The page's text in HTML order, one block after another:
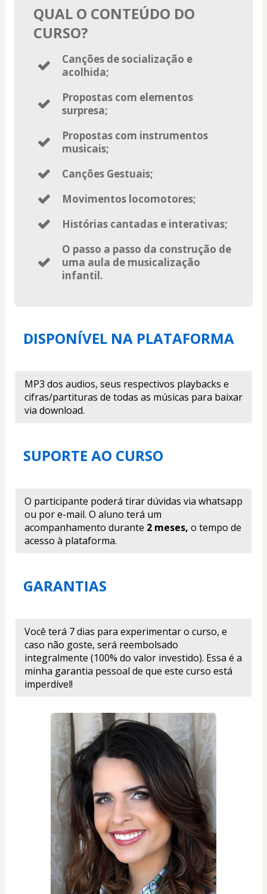
QUAL O CONTEÚDO DO
CURSO?
Canções de socialização e
acolhida;
Propostas com elementos
surpresa;
Propostas com instrumentos
musicais;
Canções Gestuais;
Movimentos locomotores;
Histórias cantadas e interativas;
O passo a passo da construção de
uma aula de musicalização
infantil.
DISPONÍVEL NA PLATAFORMA
MP3 dos audios, seus respectivos playbacks e
cifras/partituras de todas as músicas para baixar
via download.
SUPORTE AO CURSO
O participante poderá tirar dúvidas via whatsapp
ou por e-mail. O aluno terá um
acompanhamento durante 2 meses, o tempo de
acesso à plataforma.
GARANTIAS
Você terá 7 dias para experimentar o curso, e
caso não goste, será reembolsado
integralmente (100% do valor investido). Essa é a
minha garantia pessoal de que este curso está
imperdível!